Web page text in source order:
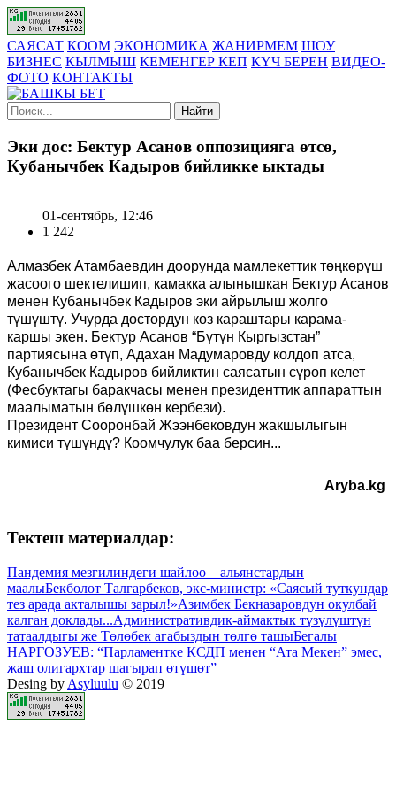
САЯСАТ КООМ ЭКОНОМИКА ЖАНИРМЕМ ШОУ
БИЗНЕС КЫЛМЫШ КЕМЕНГЕР КЕП КҮЧ БЕРЕН ВИДЕО-
ФОТО КОНТАКТЫ
Найти
Эки дос: Бектур Асанов оппозицияга өтсө,
Кубанычбек Кадыров бийликке ыктады
01-сентябрь, 12:46
1 242
Алмазбек Атамбаевдин доорунда мамлекеттик төңкөрүш
жасоого шектелишип, камакка алынышкан Бектур Асанов
менен Кубанычбек Кадыров эки айрылыш жолго
түшүштү. Учурда достордун көз караштары карама-
каршы экен. Бектур Асанов “Бүтүн Кыргызстан”
партиясына өтүп, Адахан Мадумаровду колдоп атса,
Кубанычбек Кадыров бийликтин саясатын сүрөп келет
(Фесбуктагы баракчасы менен президенттик аппараттын
маалыматын бөлүшкөн кербези).
Президент Сооронбай Жээнбековдун жакшылыгын
кимиси түшүндү? Коомчулук баа берсин...
Aryba.kg
Тектеш материалдар:
Пандемия мезгилиндеги шайлоо – альянстардын
маалыБекболот Талгарбеков, экс-министр: «Саясый туткундар
тез арада акталышы зарыл!»Азимбек Бекназаровдун окулбай
калган доклады...Административдик-аймактык түзүлүштүн
татаалдыгы же Төлөбек агабыздын төлгө ташыБегалы
НАРГОЗУЕВ: “Парламентке КСДП менен “Ата Мекен” эмес,
жаш олигархтар шагырап өтүшөт”
Desing by Asyluulu © 2019